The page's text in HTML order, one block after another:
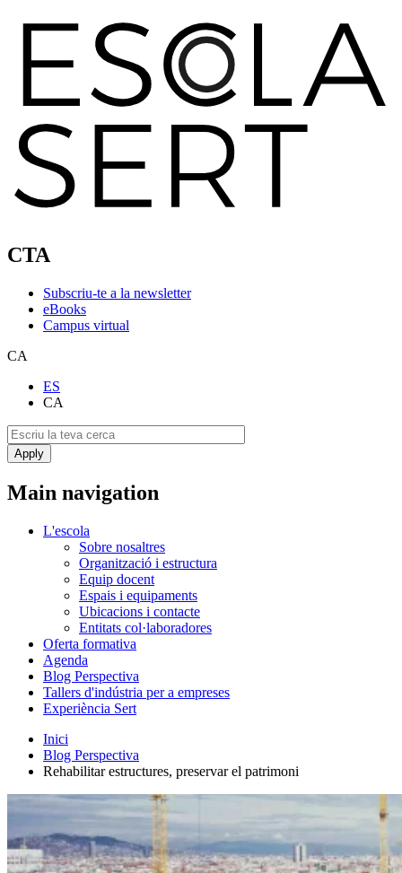
CTA
Subscriu-te a la newsletter
eBooks
Campus virtual
CA
ES
CA
Main navigation
L'escola
Sobre nosaltres
Organització i estructura
Equip docent
Espais i equipaments
Ubicacions i contacte
Entitats col·laboradores
Oferta formativa
Agenda
Blog Perspectiva
Tallers d'indústria per a empreses
Experiència Sert
Inici
Blog Perspectiva
​Rehabilitar estructures, preservar el patrimoni